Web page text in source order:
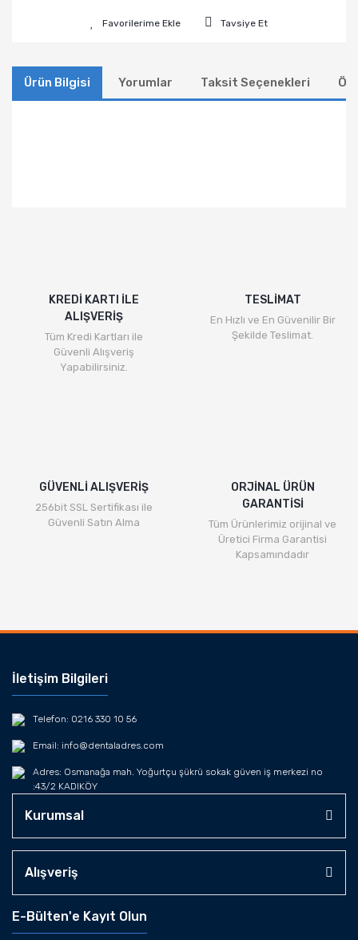
Tavsiye Et
Ürün Bilgisi Yorumlar Taksit Seçenekleri
Ürün açıklamasında eksik bilgiler bulunuyor.
Ürün bilgilerinde hatalar bulunuyor.
Ürün fiyatı diğer sitelerden daha pahalı.
Bu ürüne benzer farklı alternatifler olmalı.
KREDİ KARTI İLE
ALIŞVERİŞ
Tüm Kredi Kartları ile
Güvenli Alışveriş
Yapabilirsiniz.
TESLİMAT
En Hızlı ve En Güvenilir Bir
Şekilde Teslimat.
GÜVENLİ ALIŞVERİŞ
256bit SSL Sertifikası ile
Güvenli Satın Alma
ORJİNAL ÜRÜN
GARANTİSİ
Tüm Ürünlerimiz orijinal ve
Üretici Firma Garantisi
Kapsamındadır
İletişim Bilgileri
Telefon: 0216 330 10 56
Email: info@dentaladres.com
Adres: Osmanağa mah. Yoğurtçu şükrü sokak güven iş merkezi no
:43/2 KADIKÖY
Kurumsal
Alışveriş
E-Bülten'e Kayıt Olun